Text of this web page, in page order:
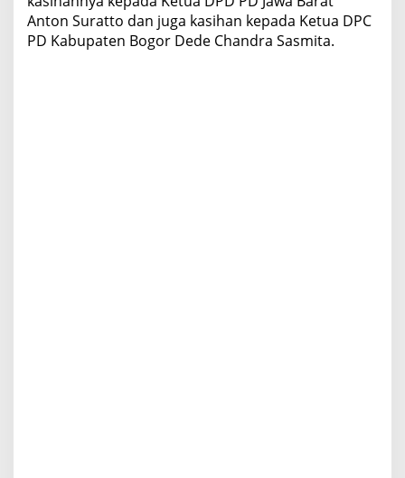
Anton Suratto dan juga kasihan kepada Ketua DPC
PD Kabupaten Bogor Dede Chandra Sasmita.